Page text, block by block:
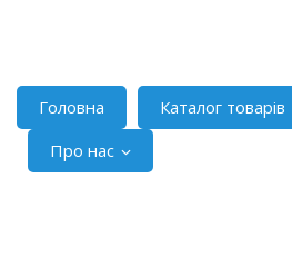
Головна Каталог товарів
Про нас